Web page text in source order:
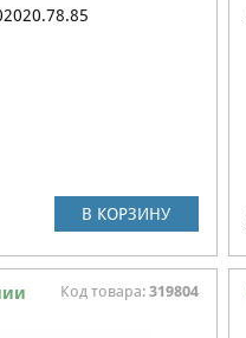
В КОРЗИНУ
Код товара: 319804